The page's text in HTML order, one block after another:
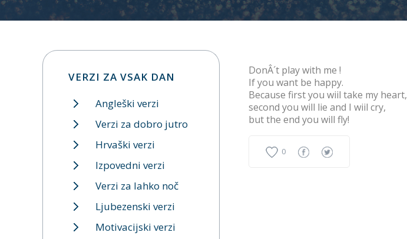
DonÂ´t play with me !
If you want be happy.
Because first you wiil take my heart,
second you will lie and I wiil cry,
but the end you will fly!
0
VERZI ZA VSAK DAN
Angleški verzi
Verzi za dobro jutro
Hrvaški verzi
Izpovedni verzi
Verzi za lahko noč
Ljubezenski verzi
Motivacijski verzi